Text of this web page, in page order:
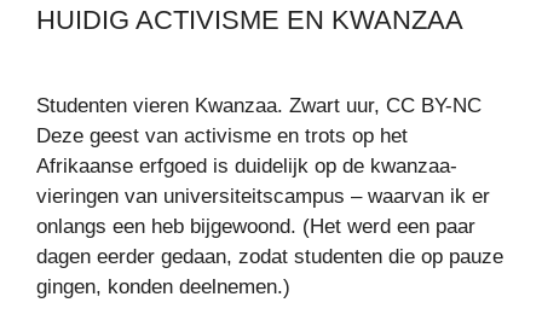
HUIDIG ACTIVISME EN KWANZAA
Studenten vieren Kwanzaa. Zwart uur, CC BY-NC
Deze geest van activisme en trots op het
Afrikaanse erfgoed is duidelijk op de kwanzaa-
vieringen van universiteitscampus – waarvan ik er
onlangs een heb bijgewoond. (Het werd een paar
dagen eerder gedaan, zodat studenten die op pauze
gingen, konden deelnemen.)